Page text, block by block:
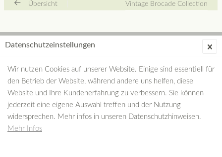
Übersicht Vintage Brocade Collection
Datenschutzeinstellungen
Wir nutzen Cookies auf unserer Website. Einige sind essentiell für
den Betrieb der Website, während andere uns helfen, diese
Website und Ihre Kundenerfahrung zu verbessern. Sie können
jederzeit eine eigene Auswahl treffen und der Nutzung
widersprechen. Mehr infos in unseren Datenschutzhinweisen.
Mehr Infos